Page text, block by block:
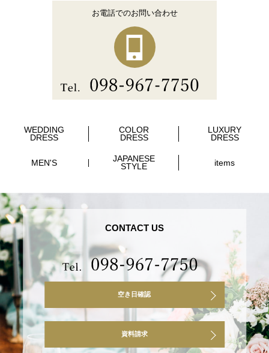
お電話でのお問い合わせ
WEDDING
DRESS
COLOR
DRESS
LUXURY
DRESS
MEN'S
JAPANESE
STYLE
items
CONTACT US
空き日確認
資料請求